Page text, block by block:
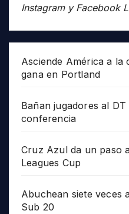
Instagram y Facebook
Asciende América a la
gana en Portland
Bañan jugadores al
conferencia
Cruz Azul da un paso
Leagues Cup
Abuchean siete veces
Sub 20